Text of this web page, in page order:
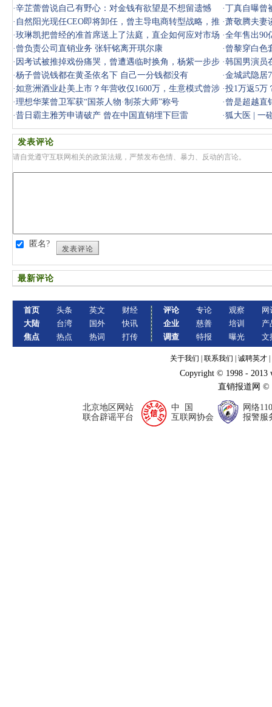
收公众存款
·辛芷蕾曾说自己有野心：对金钱有欲望是不想留遗憾 ·丁真自曝曾
· 自然阳光现任CEO即将卸任，曾主导电商转型战略，推
动企业跳出
·萧敬腾夫妻
·玫琳凯把曾经的准首席送上了法庭，直企如何应对市场
维权？
·全年售出90
· 曾负责公司直销业务 张轩铭离开琪尔康 · 曾黎穿白色
· 因考试被推掉戏份痛哭，曾遭遇临时换角，杨紫一步步
走上顶流
·韩国男演员
说要称霸
·杨子曾说钱都在黄圣依名下 自己一分钱都没有 ·金城武隐居
·如意洲酒业赴美上市？年营收仅1600万，生意模式曾涉
嫌传销
·投1万返5万
·理想华莱曾卫军获“国茶人物·制茶大师”称号 · 曾是超越直
·昔日霸主雅芳申请破产 曾在中国直销埋下巨雷 ·狐大医 | 一
血友病怎
发表评论
请自觉遵守互联网相关的政策法规，严禁发布色情、暴力、反动的言论。
匿名?
发表评论
最新评论
首页
大陆
焦点
头条
台湾
热点
英文
国外
热词
财经
快讯
打传
评论
企业
调查
专论
慈善
特报
观察
培训
曝光
网
产
文
关于我们 联系我们 诚聘英才
Copyright © 1998 - 2013
直销报道网
北京地区网站
联合辟谣平台
中 国
互联网协会
网络110
报警服